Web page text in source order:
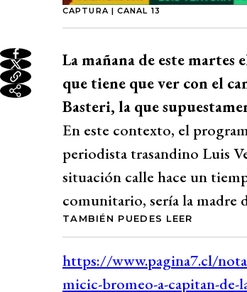
CAPTURA | CANAL 13
La mañana de este
que tiene que ver con el
Basteri, la que
En este contexto, el
periodista trasandino Luis
situación calle hace un
comunitario, sería la madre
TAMBIÉN PUEDES LEER